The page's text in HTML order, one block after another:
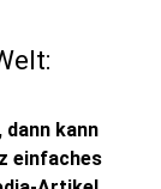
kann
einfaches